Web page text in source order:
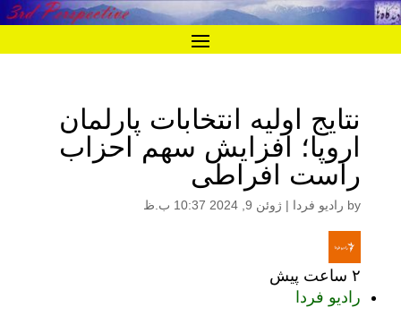
نتایج اولیه انتخابات پارلمان
اروپا؛ افزایش سهم احزاب
راست افراطی
by رادیو فردا | ژوئن 9, 2024 10:37 ب.ظ
۲ ساعت پیش
رادیو فردا